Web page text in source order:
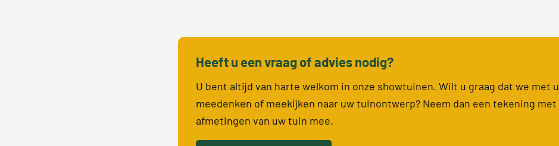
Heeft u een vraag of advies nodig?
U bent altijd van harte welkom in onze showtuinen. Wilt u graag dat we met u
meedenken of meekijken naar uw tuinontwerp? Neem dan een tekening met
afmetingen van uw tuin mee.